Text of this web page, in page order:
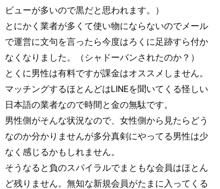
ビューが多いので黒だと思われます。）
とにかく業者が多くて使い物にならないのでメール
で運営に文句を言ったら今度はろくに足跡すら付か
なくなりました。（シャドーバンされたのか？）
とくに男性は有料ですが課金はオススメしません。
マッチングするほとんどはLINEを聞いてくる怪しい
日本語の業者なので時間と金の無駄です。
男性側がそんな状況なので、女性側から見たらどう
なのか分かりませんが多分真剣にやってる男性は少
なく感じるかもしれません。
そうなると負のスパイラルでまともな会員はほとん
ど残りません。無知な新規会員がたまに入ってくる